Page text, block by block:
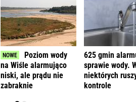
Poziom wody
na Wiśle alarmująco
niski, ale prądu nie
zabraknie
625 gmin
sprawie wody.
niektórych
kontrole